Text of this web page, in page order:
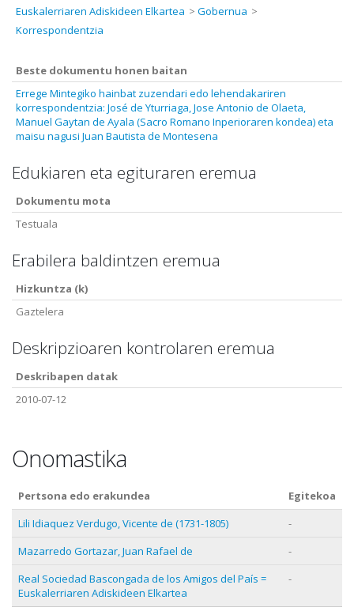
Euskalerriaren Adiskideen Elkartea
Gobernua
Korrespondentzia
Beste dokumentu honen baitan
Errege Mintegiko hainbat zuzendari edo lehendakariren
korrespondentzia: José de Yturriaga, Jose Antonio de Olaeta,
Manuel Gaytan de Ayala (Sacro Romano Inperioraren kondea) eta
maisu nagusi Juan Bautista de Montesena
Edukiaren eta egituraren eremua
Dokumentu mota
Testuala
Erabilera baldintzen eremua
Hizkuntza (k)
Gaztelera
Deskripzioaren kontrolaren eremua
Deskribapen datak
2010-07-12
Onomastika
Pertsona edo erakundea
Egitekoa
Lili Idiaquez Verdugo, Vicente de (1731-1805)
-
Mazarredo Gortazar, Juan Rafael de
-
Real Sociedad Bascongada de los Amigos del País =
Euskalerriaren Adiskideen Elkartea
-